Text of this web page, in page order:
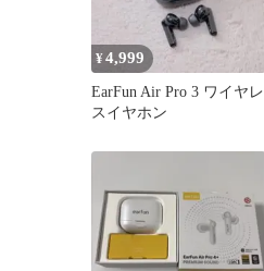
¥4,999
EarFun Air Pro 3 ワイヤレ
スイヤホン